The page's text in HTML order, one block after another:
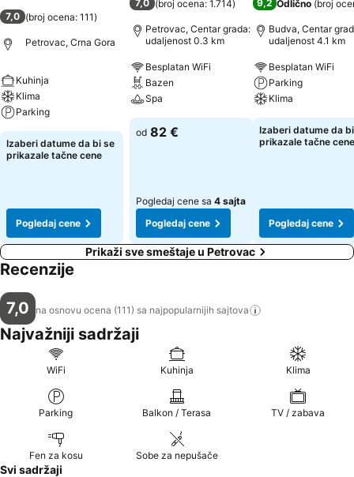
7,0 (broj ocena: 111)
Petrovac, Crna Gora
Kuhinja
Klima
Parking
Izaberi datume da bi se
prikazale tačne cene
Pogledaj cene
7,0 (broj ocena: 1.714)
Petrovac, Centar grada:
udaljenost 0.3 km
Besplatan WiFi
Bazen
Spa
od 82 €
Pogledaj cene sa 4 sajta
Pogledaj cene
9,2 Odlično (broj
Budva, Centar
udaljenost 4.1 km
Besplatan WiFi
Parking
Klima
Izaberi datume da
prikazale tačne cene
Pogledaj cene
Prikaži sve smeštaje u Petrovac
Recenzije
7,0 na osnovu ocena (111) sa najpopularnijih sajtova
Najvažniji sadržaji
WiFi Kuhinja Klima
Parking Balkon / Terasa TV / zabava
Fen za kosu Sobe za nepušače
Svi sadržaji